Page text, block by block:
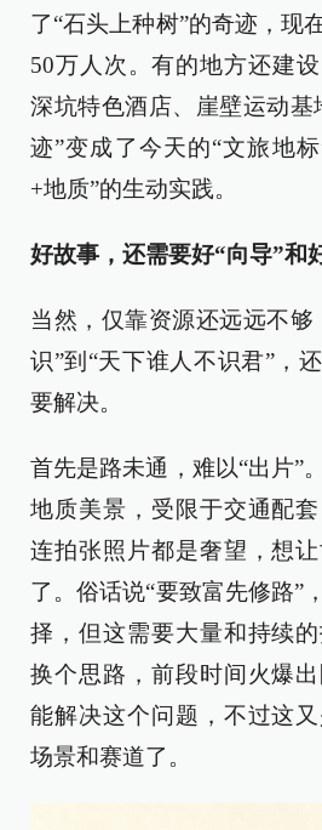
了“石头上种树”的奇迹，现
50万人次。有的地方还建设
深坑特色酒店、崖壁运动基
迹”变成了今天的“文旅地
+地质”的生动实践。
好故事，还需要好“向导”和
当然，仅靠资源还远远不够
识”到“天下谁人不识君”，
要解决。
首先是路未通，难以“出片”
地质美景，受限于交通配
连拍张照片都是奢望，想
了。俗话说“要致富先修路”
择，但这需要大量和持续
换个思路，前段时间火爆
能解决这个问题，不过这
场景和赛道了。